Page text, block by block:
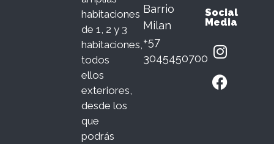
habitaciones
de 1, 2 y 3
habitaciones,
todos
ellos
exteriores,
desde los
que
podrás
Barrio
Milan
+57
3045450700
Social
Media